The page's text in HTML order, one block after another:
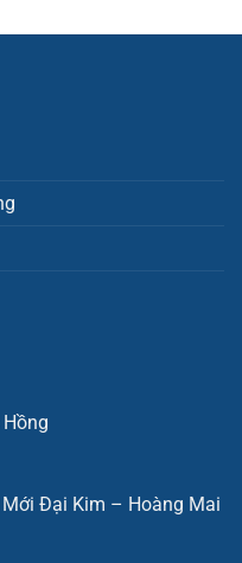
Đại Kim – Hoàng Mai